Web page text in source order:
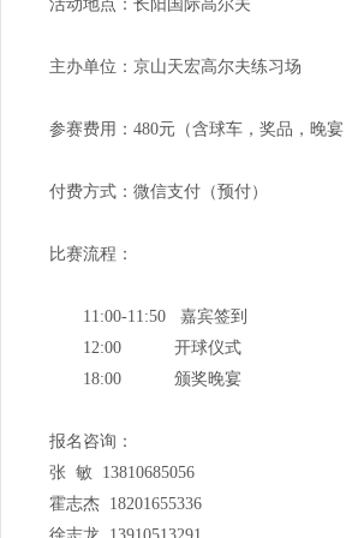
活动地点：长阳国际高尔夫
主办单位：京山天宏高尔夫练习场
参赛费用：480元（含球车，奖品，晚宴
付费方式：微信支付（预付）
比赛流程：
11:00-11:50 嘉宾签到
12:00 开球仪式
18:00 颁奖晚宴
报名咨询：
张 敏 13810685056
霍志杰 18201655336